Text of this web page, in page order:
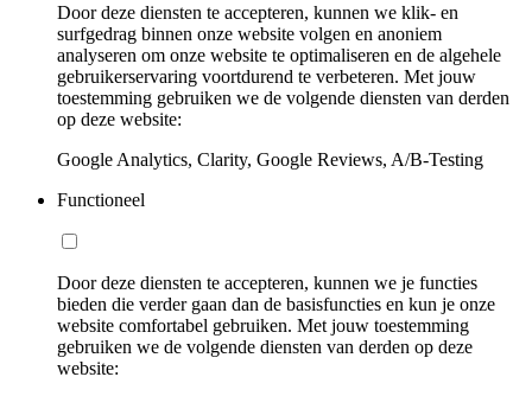
Door deze diensten te accepteren, kunnen we klik- en
surfgedrag binnen onze website volgen en anoniem
analyseren om onze website te optimaliseren en de algehele
gebruikerservaring voortdurend te verbeteren. Met jouw
toestemming gebruiken we de volgende diensten van derden
op deze website:
Google Analytics, Clarity, Google Reviews, A/B-Testing
Functioneel
Door deze diensten te accepteren, kunnen we je functies
bieden die verder gaan dan de basisfuncties en kun je onze
website comfortabel gebruiken. Met jouw toestemming
gebruiken we de volgende diensten van derden op deze
website: